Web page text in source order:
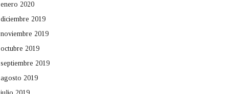
enero 2020
diciembre 2019
noviembre 2019
octubre 2019
septiembre 2019
agosto 2019